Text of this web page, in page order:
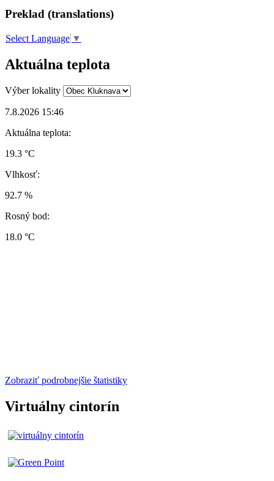
Preklad (translations)
Select Language ▼
Aktuálna teplota
Výber lokality
7.8.2026 15:46
Aktuálna teplota:
19.3 °C
Vlhkosť:
92.7 %
Rosný bod:
18.0 °C
Zobraziť podrobnejšie štatistiky
Virtuálny cintorín